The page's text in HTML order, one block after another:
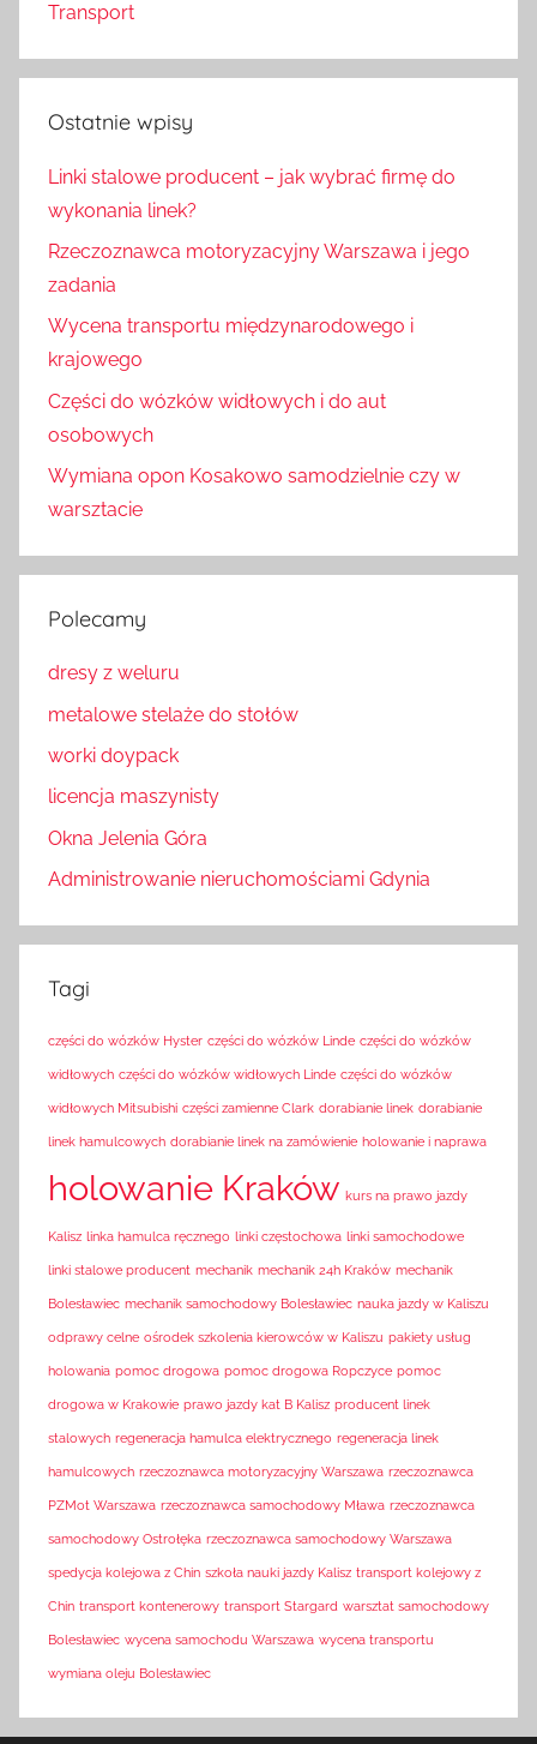
Transport
Ostatnie wpisy
Linki stalowe producent – jak wybrać firmę do
wykonania linek?
Rzeczoznawca motoryzacyjny Warszawa i jego
zadania
Wycena transportu międzynarodowego i
krajowego
Części do wózków widłowych i do aut
osobowych
Wymiana opon Kosakowo samodzielnie czy w
warsztacie
Polecamy
dresy z weluru
metalowe stelaże do stołów
worki doypack
licencja maszynisty
Okna Jelenia Góra
Administrowanie nieruchomościami Gdynia
Tagi
części do wózków Hyster części do wózków Linde części do wózków
widłowych części do wózków widłowych Linde części do wózków
widłowych Mitsubishi części zamienne Clark dorabianie linek dorabianie
linek hamulcowych dorabianie linek na zamówienie holowanie i naprawa
holowanie Kraków kurs na prawo jazdy
Kalisz linka hamulca ręcznego linki częstochowa linki samochodowe
linki stalowe producent mechanik mechanik 24h Kraków mechanik
Bolesławiec mechanik samochodowy Bolesławiec nauka jazdy w Kaliszu
odprawy celne ośrodek szkolenia kierowców w Kaliszu pakiety usług
holowania pomoc drogowa pomoc drogowa Ropczyce pomoc
drogowa w Krakowie prawo jazdy kat B Kalisz producent linek
stalowych regeneracja hamulca elektrycznego regeneracja linek
hamulcowych rzeczoznawca motoryzacyjny Warszawa rzeczoznawca
PZMot Warszawa rzeczoznawca samochodowy Mława rzeczoznawca
samochodowy Ostrołęka rzeczoznawca samochodowy Warszawa
spedycja kolejowa z Chin szkoła nauki jazdy Kalisz transport kolejowy z
Chin transport kontenerowy transport Stargard warsztat samochodowy
Bolesławiec wycena samochodu Warszawa wycena transportu
wymiana oleju Bolesławiec